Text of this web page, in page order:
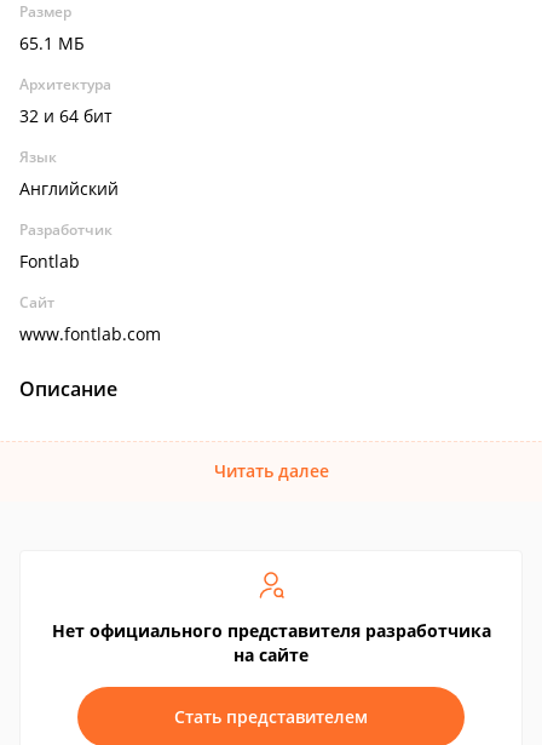
Размер
65.1 МБ
Архитектура
32 и 64 бит
Язык
Английский
Разработчик
Fontlab
Сайт
www.fontlab.com
Описание
Читать далее
Нет официального представителя разработчика
на сайте
Стать представителем